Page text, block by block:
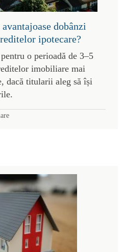
dobânzi
ipotecare?
o perioadă de 3–5
imobiliare mai
dacă titularii aleg să își